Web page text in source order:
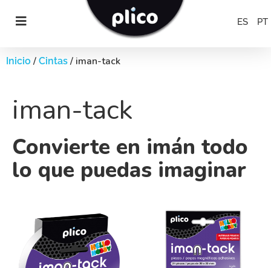
ES PT
Inicio / Cintas / iman-tack
iman-tack
Convierte en imán todo
lo que puedas imaginar